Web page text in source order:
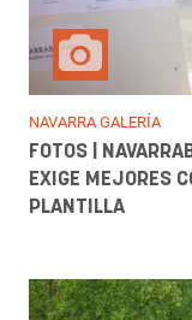
NAVARRA GALERÍA
FOTOS |
EXIGE MEJORES
PLANTILLA